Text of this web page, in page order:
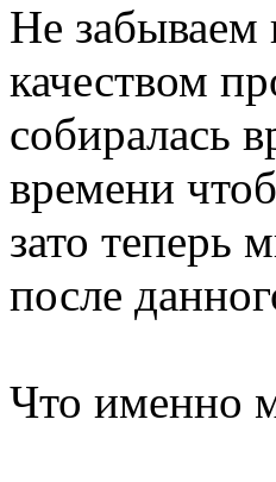
Не забываем
качеством
собиралась
времени
зато теперь
после
Что именно